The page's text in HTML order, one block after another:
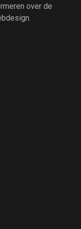
over de